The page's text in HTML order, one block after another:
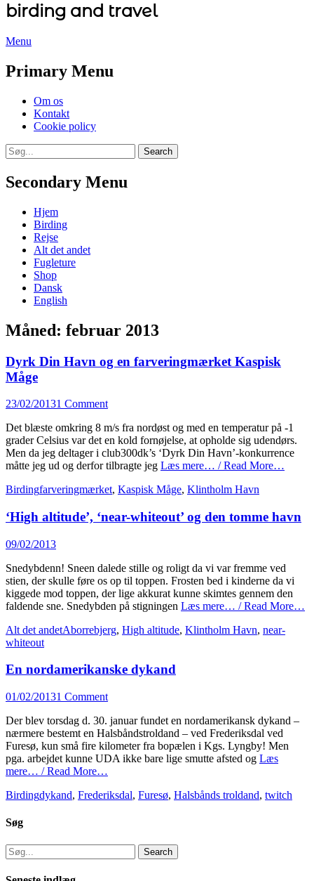
birding and travel
Menu
Primary Menu
Skip
content
Om os
Kontakt
Cookie policy
Search
Search
for:
Secondary Menu
Skip
content
Hjem
Birding
Rejse
Alt det andet
Fugleture
Shop
Dansk
English
Måned: februar 2013
Dyrk Din Havn og en farveringmærket Kaspisk
Måge
Posted
23/02/20131 Comment
Det blæste omkring 8 m/s fra nordøst og med en temperatur på -1
grader Celsius var det en kold fornøjelse, at opholde sig udendørs.
Men da jeg deltager i club300dk’s ‘Dyrk Din Havn’-konkurrence
måtte jeg ud og derfor tilbragte jeg Læs mere… / Read More…
Categories
BirdingTags
farveringmærket, Kaspisk Måge, Klintholm Havn
‘High altitude’, ‘near-whiteout’ og den tomme havn
Posted
09/02/2013
Snedybdenn! Sneen dalede stille og roligt da vi var fremme ved
stien, der skulle føre os op til toppen. Frosten bed i kinderne da vi
kiggede mod toppen, der lige akkurat kunne skimtes gennem den
faldende sne. Snedybden på stigningen Læs mere… / Read More…
Categories
Alt det andetTags
Aborrebjerg, High altitude, Klintholm Havn, near-
whiteout
En nordamerikanske dykand
Posted
01/02/20131 Comment
Der blev torsdag d. 30. januar fundet en nordamerikansk dykand –
nærmere bestemt en Halsbåndstroldand – ved Frederiksdal ved
Furesø, kun små fire kilometer fra bopælen i Kgs. Lyngby! Men
pga. arbejdet kunne UDA ikke bare lige smutte afsted og Læs
mere… / Read More…
Categories
BirdingTags
dykand, Frederiksdal, Furesø, Halsbånds troldand, twitch
Søg
Search
for: